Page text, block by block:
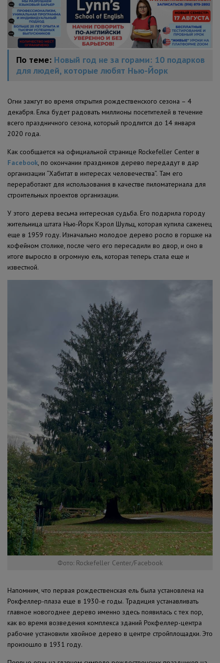
По теме: Новый год не за горами: 10 подарков
для людей, которые любят Нью-Йорк
Огни зажгут во время открытия рождественского сезона – 4
декабря. Елка будет радовать миллионы посетителей в течение
всего праздничного сезона, который продлится до 14 января
2020 года.
Как сообщается на официальной странице Rockefeller Center в
Facebook, по окончании праздников дерево передадут в дар
организации “Хабитат в интересах человечества”. Там его
переработают для использования в качестве пиломатериала для
строительных проектов организации.
У этого дерева весьма интересная судьба. Его подарила городу
жительница штата Нью-Йорк Кэрол Шульц, которая купила саженец
еще в 1959 году. Изначально молодое дерево росло в горшке на
кофейном столике, после чего его пересадили во двор, и оно в
итоге выросло в огромную ель, которая теперь стала еще и
известной.
Фото: Rockefeller Center/Facebook
Напомним, что первая рождественская ель была установлена на
Рокфеллер-плаза еще в 1930-е годы. Традиция устанавливать
главное новогоднее дерево именно здесь появилась с тех пор,
как во время возведения комплекса зданий Рокфеллер-центра
рабочие установили хвойное дерево в центре стройплощадки. Это
произошло в 1931 году.